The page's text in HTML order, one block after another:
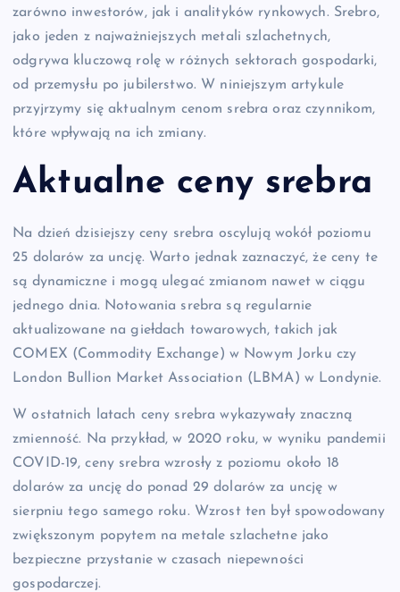
zarówno inwestorów, jak i analityków rynkowych. Srebro,
jako jeden z najważniejszych metali szlachetnych,
odgrywa kluczową rolę w różnych sektorach gospodarki,
od przemysłu po jubilerstwo. W niniejszym artykule
przyjrzymy się aktualnym cenom srebra oraz czynnikom,
które wpływają na ich zmiany.
Aktualne ceny srebra
Na dzień dzisiejszy ceny srebra oscylują wokół poziomu
25 dolarów za uncję. Warto jednak zaznaczyć, że ceny te
są dynamiczne i mogą ulegać zmianom nawet w ciągu
jednego dnia. Notowania srebra są regularnie
aktualizowane na giełdach towarowych, takich jak
COMEX (Commodity Exchange) w Nowym Jorku czy
London Bullion Market Association (LBMA) w Londynie.
W ostatnich latach ceny srebra wykazywały znaczną
zmienność. Na przykład, w 2020 roku, w wyniku pandemii
COVID-19, ceny srebra wzrosły z poziomu około 18
dolarów za uncję do ponad 29 dolarów za uncję w
sierpniu tego samego roku. Wzrost ten był spowodowany
zwiększonym popytem na metale szlachetne jako
bezpieczne przystanie w czasach niepewności
gospodarczej.